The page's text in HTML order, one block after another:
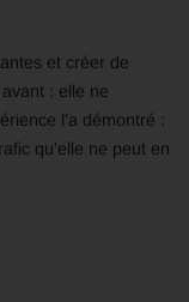
et créer de
: elle ne
l’a démontré :
qu’elle ne peut en